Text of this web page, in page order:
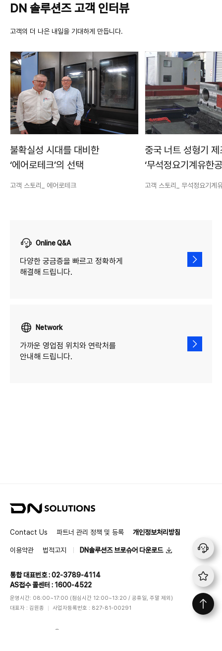
DN 솔루션즈 고객 인터뷰
고객의 더 나은 내일을 기대하게 만듭니다.
불확실성 시대를 대비한
‘에어로테크’의 선택
고객 스토리_ 에어로테크
중국 너트 성형기 제
‘무석정요기계유한
‘DN솔루션즈’에서
고객 스토리_ 무석정요기계
Online Q&A
다양한 궁금증을 빠르고 정확하게
해결해 드립니다.
Network
가까운 영업점 위치와 연락처를
안내해 드립니다.
D
S
l
i
o
n
s
Contact Us 파트너 관리 정책 및 등록 개인정보처리방침
이용약관 법적고지 DN솔루션즈 브로슈어 다운로드
통합 대표번호 : 02-3789-4114
AS접수 콜센터 : 1600-4522
운영시간: 08:00~17:00 (점심시간 12:00~13:20 / 공휴일, 주말 제외)
대표자 : 김원종
사업자등록번호 : 827-81-00291
ⓒ